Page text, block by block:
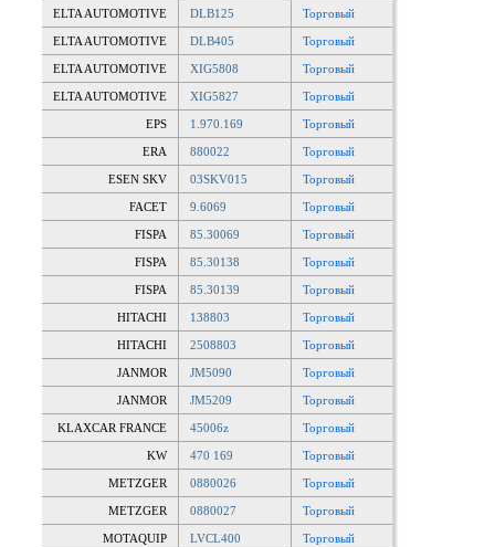
ELTA AUTOMOTIVE DLB125 Торговый
ELTA AUTOMOTIVE DLB405 Торговый
ELTA AUTOMOTIVE XIG5808 Торговый
ELTA AUTOMOTIVE XIG5827 Торговый
EPS 1.970.169 Торговый
ERA 880022 Торговый
ESEN SKV 03SKV015 Торговый
FACET 9.6069 Торговый
FISPA 85.30069 Торговый
FISPA 85.30138 Торговый
FISPA 85.30139 Торговый
HITACHI 138803 Торговый
HITACHI 2508803 Торговый
JANMOR JM5090 Торговый
JANMOR JM5209 Торговый
KLAXCAR FRANCE 45006z Торговый
KW 470 169 Торговый
METZGER 0880026 Торговый
METZGER 0880027 Торговый
MOTAQUIP LVCL400 Торговый